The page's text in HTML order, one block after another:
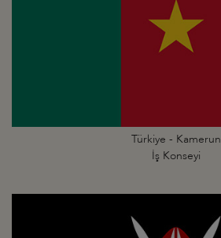
Türkiye - Kamerun
İş Konseyi